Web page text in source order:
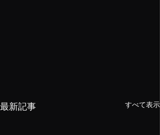
最新記事 すべて表示